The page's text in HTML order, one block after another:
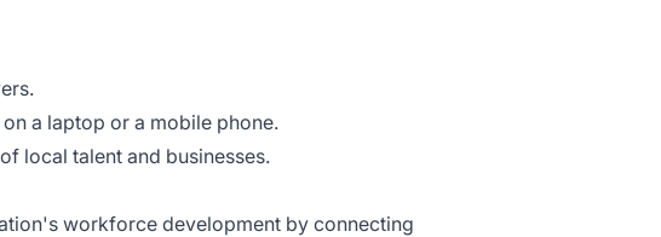
a laptop or a mobile phone.
local talent and businesses.
workforce development by connecting